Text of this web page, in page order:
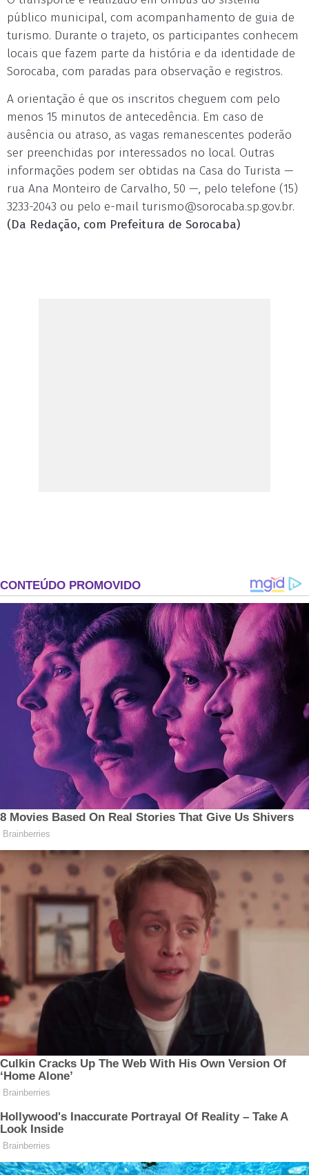
público municipal, com acompanhamento de guia de
turismo. Durante o trajeto, os participantes conhecem
locais que fazem parte da história e da identidade de
Sorocaba, com paradas para observação e registros.
A orientação é que os inscritos cheguem com pelo
menos 15 minutos de antecedência. Em caso de
ausência ou atraso, as vagas remanescentes poderão
ser preenchidas por interessados no local. Outras
informações podem ser obtidas na Casa do Turista —
rua Ana Monteiro de Carvalho, 50 —, pelo telefone (15)
3233-2043 ou pelo e-mail turismo@sorocaba.sp.gov.br.
(Da Redação, com Prefeitura de Sorocaba)